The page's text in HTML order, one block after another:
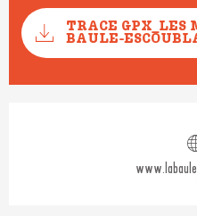
Documentation
TRACE GPX_LES
BAULE-
Ouverture et